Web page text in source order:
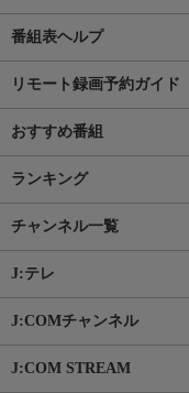
番組表ヘルプ
リモート録画予約ガイド
おすすめ番組
ランキング
チャンネル一覧
J:テレ
J:COMチャンネル
J:COM STREAM